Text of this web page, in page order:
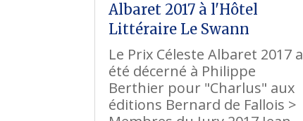
Albaret 2017 à l'Hôtel
Littéraire Le Swann
Le Prix Céleste Albaret 2017 a
été décerné à Philippe
Berthier pour "Charlus" aux
éditions Bernard de Fallois >